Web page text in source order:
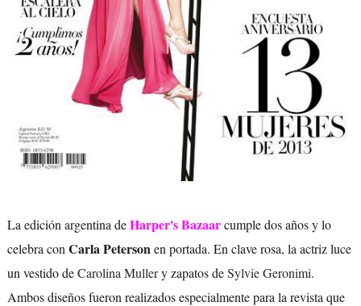
La edición argentina deHarper's Bazaarcumple dos años y lo
celebra con Carla Petersonen portada. En clave rosa, la actriz luce
un vestido deCarolina Mullery zapatos deSylvie Geronimi.
Ambos diseños fueron realizados especialmente para la revista que